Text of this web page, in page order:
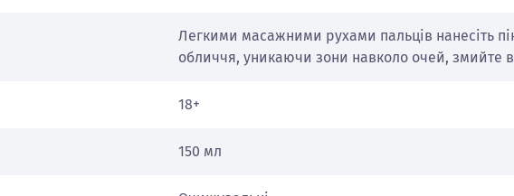
Легкими масажними рухами пальців нанесіть
обличчя, уникаючи зони навколо очей, змийте
18+
150 мл